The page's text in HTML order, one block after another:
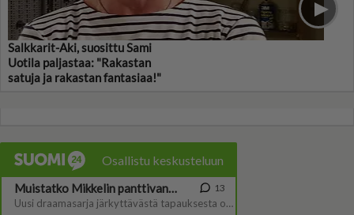
Salkkarit-Aki, suosittu Sami
Uotila paljastaa: "Rakastan
satuja ja rakastan fantasiaa!"